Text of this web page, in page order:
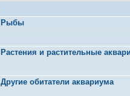
Рыбы
Растения и растительные
Другие обитатели аквариума